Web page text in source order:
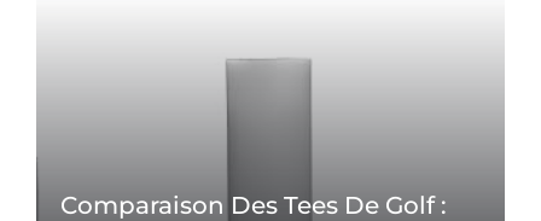
Comparaison Des Tees De Golf :